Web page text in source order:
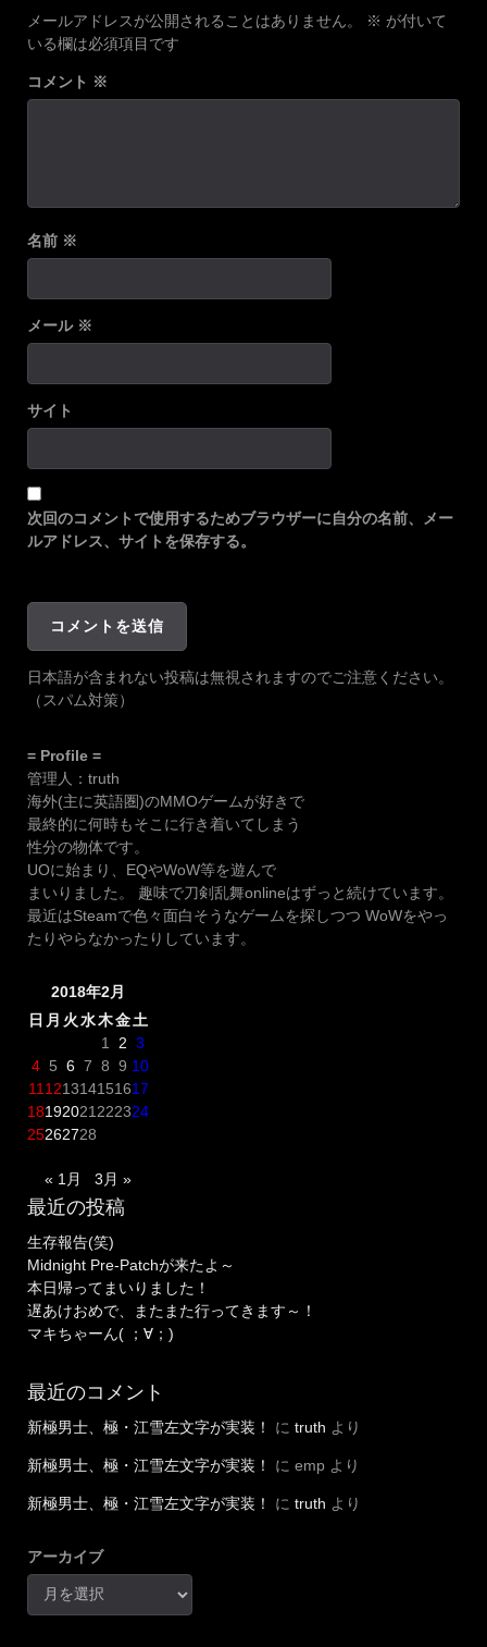
メールアドレスが公開されることはありません。 ※ が付いて
いる欄は必須項目です
コメント ※
名前 ※
メール ※
サイト
次回のコメントで使用するためブラウザーに自分の名前、メー
ルアドレス、サイトを保存する。
日本語が含まれない投稿は無視されますのでご注意ください。
（スパム対策）
= Profile =
管理人：truth
海外(主に英語圏)のMMOゲームが好きで
最終的に何時もそこに行き着いてしまう
性分の物体です。
UOに始まり、EQやWoW等を遊んで
まいりました。 趣味で刀剣乱舞onlineはずっと続けています。
最近はSteamで色々面白そうなゲームを探しつつ WoWをやっ
たりやらなかったりしています。
2018年2月
日 月 火水木金土
1
2 3
4 5 6 7 8 9 10
11 121314151617
18192021 222324
25262728
« 1月 3月 »
最近の投稿
生存報告(笑)
Midnight Pre-Patchが来たよ～
本日帰ってまいりました！
遅あけおめで、またまた行ってきます～！
マキちゃーん( ；∀；)
最近のコメント
新極男士、極・江雪左文字が実装！ に truth より
新極男士、極・江雪左文字が実装！ に emp より
新極男士、極・江雪左文字が実装！ に truth より
アーカイブ